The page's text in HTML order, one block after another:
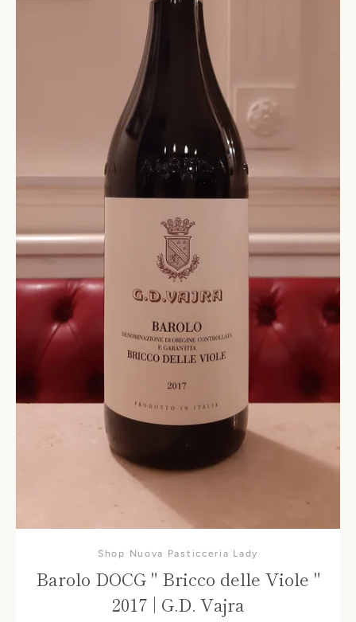
Shop Nuova Pasticceria Lady
Barolo DOCG " Bricco delle Viole "
2017 | G.D. Vajra